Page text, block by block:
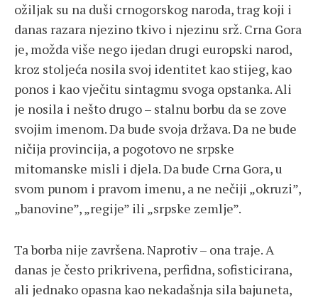
ožiljak su na duši crnogorskog naroda, trag koji i
danas razara njezino tkivo i njezinu srž. Crna Gora
je, možda više nego ijedan drugi europski narod,
kroz stoljeća nosila svoj identitet kao stijeg, kao
ponos i kao vječitu sintagmu svoga opstanka. Ali
je nosila i nešto drugo – stalnu borbu da se zove
svojim imenom. Da bude svoja država. Da ne bude
ničija provincija, a pogotovo ne srpske
mitomanske misli i djela. Da bude Crna Gora, u
svom punom i pravom imenu, a ne nečiji „okruzi”,
„banovine”, „regije” ili „srpske zemlje”.
Ta borba nije završena. Naprotiv – ona traje. A
danas je često prikrivena, perfidna, sofisticirana,
ali jednako opasna kao nekadašnja sila bajuneta,